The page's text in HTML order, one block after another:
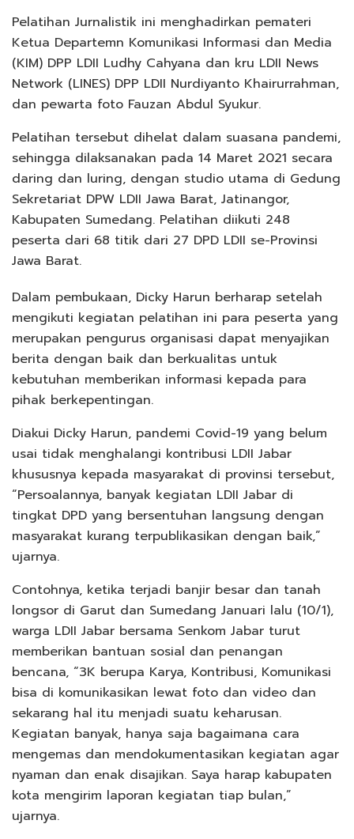
Pelatihan Jurnalistik ini menghadirkan pemateri
Ketua Departemn Komunikasi Informasi dan Media
(KIM) DPP LDII Ludhy Cahyana dan kru LDII News
Network (LINES) DPP LDII Nurdiyanto Khairurrahman,
dan pewarta foto Fauzan Abdul Syukur.
Pelatihan tersebut dihelat dalam suasana pandemi,
sehingga dilaksanakan pada 14 Maret 2021 secara
daring dan luring, dengan studio utama di Gedung
Sekretariat DPW LDII Jawa Barat, Jatinangor,
Kabupaten Sumedang. Pelatihan diikuti 248
peserta dari 68 titik dari 27 DPD LDII se-Provinsi
Jawa Barat.
Dalam pembukaan, Dicky Harun berharap setelah
mengikuti kegiatan pelatihan ini para peserta yang
merupakan pengurus organisasi dapat menyajikan
berita dengan baik dan berkualitas untuk
kebutuhan memberikan informasi kepada para
pihak berkepentingan.
Diakui Dicky Harun, pandemi Covid-19 yang belum
usai tidak menghalangi kontribusi LDII Jabar
khususnya kepada masyarakat di provinsi tersebut,
“Persoalannya, banyak kegiatan LDII Jabar di
tingkat DPD yang bersentuhan langsung dengan
masyarakat kurang terpublikasikan dengan baik,”
ujarnya.
Contohnya, ketika terjadi banjir besar dan tanah
longsor di Garut dan Sumedang Januari lalu (10/1),
warga LDII Jabar bersama Senkom Jabar turut
memberikan bantuan sosial dan penangan
bencana, “3K berupa Karya, Kontribusi, Komunikasi
bisa di komunikasikan lewat foto dan video dan
sekarang hal itu menjadi suatu keharusan.
Kegiatan banyak, hanya saja bagaimana cara
mengemas dan mendokumentasikan kegiatan agar
nyaman dan enak disajikan. Saya harap kabupaten
kota mengirim laporan kegiatan tiap bulan,”
ujarnya.